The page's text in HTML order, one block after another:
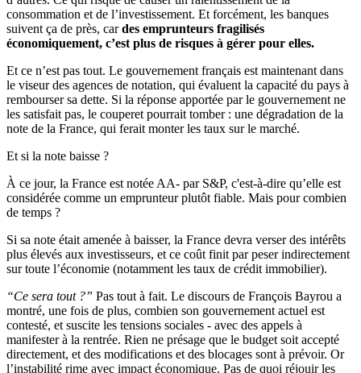
consommation et de l’investissement. Et forcément, les banques
suivent ça de près, cardes emprunteurs fragilisés
économiquement, c’est plus de risques à gérer pour elles.
Et ce n’est pas tout. Le gouvernement français est maintenant dans
le viseur des agences de notation, qui évaluent la capacité du pays à
rembourser sa dette. Si la réponse apportée par le gouvernement ne
les satisfait pas, le couperet pourrait tomber : une dégradation de la
note de la France, qui ferait monter les taux sur le marché.
Et si la note baisse ?
À ce jour, la France est notée AA- par S&P, c'est-à-dire qu’elle est
considérée comme un emprunteur plutôt fiable. Mais pour combien
de temps ?
Si sa note était amenée à baisser, la France devra verser des intérêts
plus élevés aux investisseurs, et ce coût finit par peser indirectement
sur toute l’économie (notamment les taux de crédit immobilier).
“Ce sera tout ?” Pas tout à fait. Le discours de François Bayrou a
montré, une fois de plus, combien son gouvernement actuel est
contesté, et suscite les tensions sociales - avec des appels à
manifester à la rentrée. Rien ne présage que le budget soit accepté
directement, et des modifications et des blocages sont à prévoir. Or
l’instabilité rime avec impact économique. Pas de quoi réjouir les